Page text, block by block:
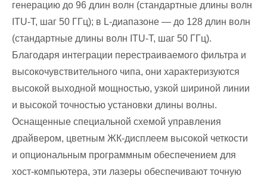
генерацию до 96 длин волн (стандартные длины волн
ITU-T, шаг 50 ГГц); в L-диапазоне — до 128 длин волн
(стандартные длины волн ITU-T, шаг 50 ГГц).
Благодаря интеграции перестраиваемого фильтра и
высокочувствительного чипа, они характеризуются
высокой выходной мощностью, узкой шириной линии
и высокой точностью установки длины волны.
Оснащенные специальной схемой управления
драйвером, цветным ЖК-дисплеем высокой четкости
и опциональным программным обеспечением для
хост-компьютера, эти лазеры обеспечивают точную